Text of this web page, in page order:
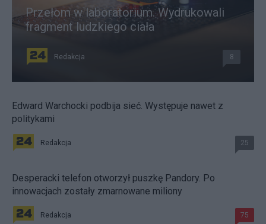
Przełom w laboratorium. Wydrukowali
fragment ludzkiego ciała
Redakcja 8
Edward Warchocki podbija sieć. Występuje nawet z
politykami
Redakcja 25
Desperacki telefon otworzył puszkę Pandory. Po
innowacjach zostały zmarnowane miliony
Redakcja 75